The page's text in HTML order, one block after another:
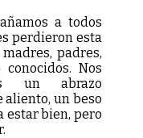
a todos
perdieron esta
padres,
conocidos. Nos
un abrazo
aliento, un beso
estar bien, pero